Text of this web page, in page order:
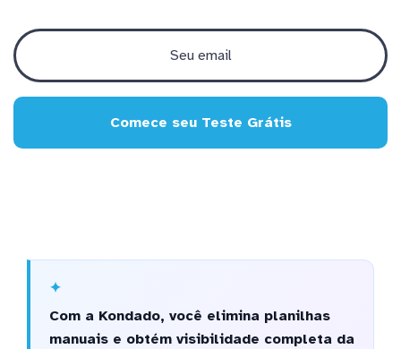
Comece seu Teste Grátis
Com a Kondado, você elimina planilhas
manuais e obtém visibilidade completa da